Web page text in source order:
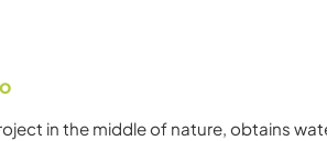
in the middle of nature, obtains